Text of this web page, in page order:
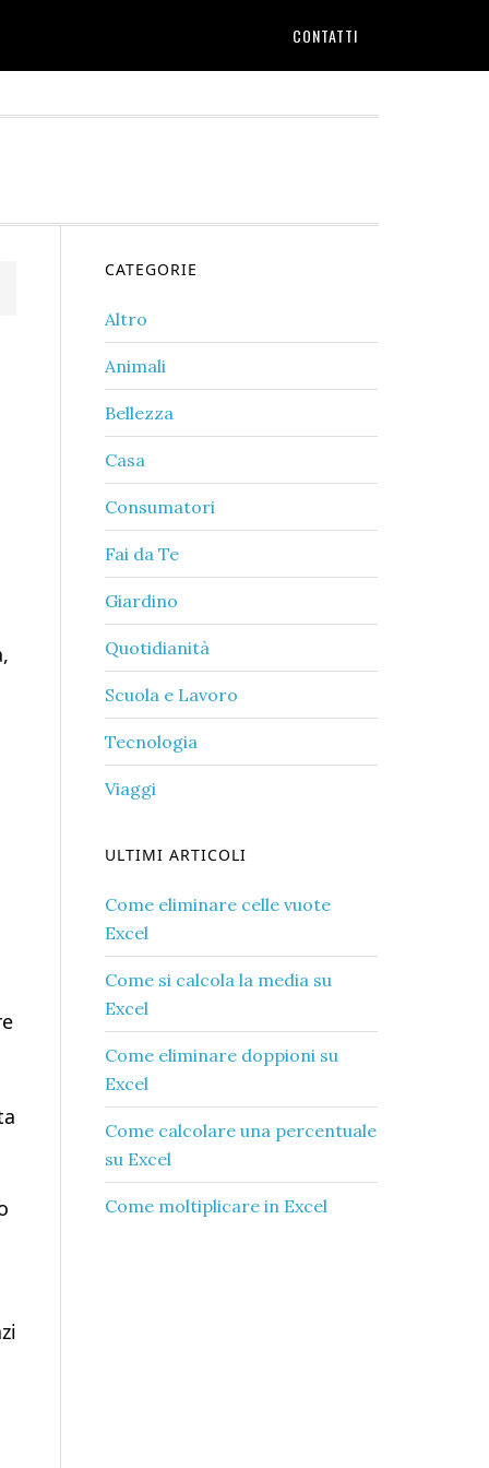
CONTATTI
Primary
Sidebar
CATEGORIE
Altro
Animali
Bellezza
Casa
Consumatori
Fai da Te
Giardino
Quotidianità
Scuola e Lavoro
Tecnologia
Viaggi
ULTIMI ARTICOLI
Come eliminare celle vuote
Excel​
Come si calcola la media su
Excel​
Come eliminare doppioni su
Excel​
Come calcolare una percentuale
su Excel​
Come moltiplicare in Excel​